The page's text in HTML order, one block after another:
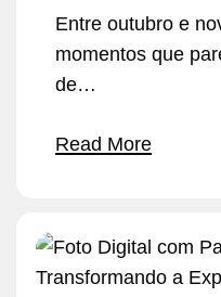
Entre outubro e
momentos que
de…
Read More